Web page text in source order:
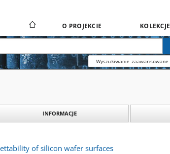
O PROJEKCIE KOLEKCJE
Wyszukiwanie zaawansowane
INFORMACJE
of silicon wafer surfaces